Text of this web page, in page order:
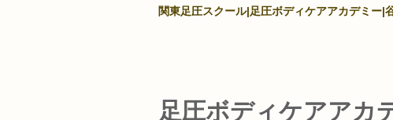
関東足圧スクール|足圧ボディケアアカデミー
足圧ボディケアアカ